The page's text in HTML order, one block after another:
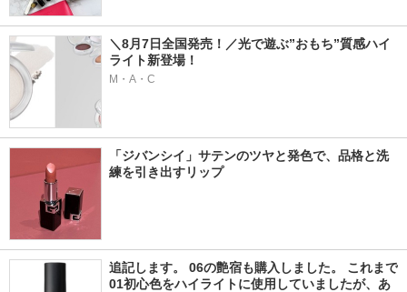
＼8月7日全国発売！／光で遊ぶ”おもち”質感ハイ
ライト新登場！
M・A・C
「ジバンシイ」サテンのツヤと発色で、品格と洗
練を引き出すリップ
追記します。 06の艶宿も購入しました。 これまで
01初心色をハイライトに使用していましたが、あ